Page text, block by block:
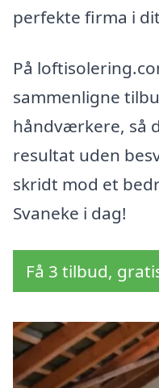
perfekte firma i
På
sammenligne
håndværkere, så
resultat uden
skridt mod et
Svaneke i dag!
Få 3 tilbud,